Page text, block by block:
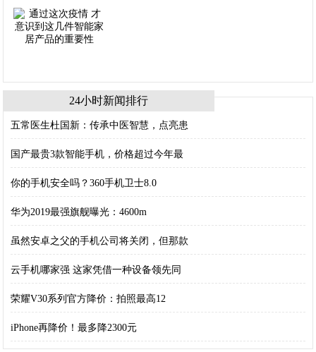
24小时新闻排行
五常医生杜国新：传承中医智慧，点亮患
国产最贵3款智能手机，价格超过今年最
你的手机安全吗？360手机卫士8.0
华为2019最强旗舰曝光：4600m
虽然安卓之父的手机公司将关闭，但那款
云手机哪家强 这家凭借一种设备领先同
荣耀V30系列官方降价：拍照最高12
iPhone再降价！最多降2300元